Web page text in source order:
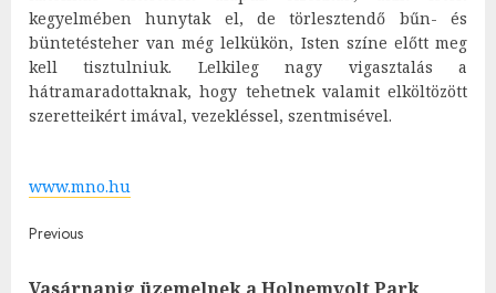
kegyelmében hunytak el, de törlesztendő bűn- és
büntetésteher van még lelkükön, Isten színe előtt meg
kell tisztulniuk. Lelkileg nagy vigasztalás a
hátramaradottaknak, hogy tehetnek valamit elköltözött
szeretteikért imával, vezekléssel, szentmisével.
www.mno.hu
Post
Previous